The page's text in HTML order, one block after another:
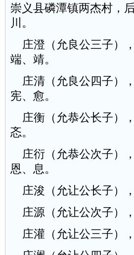
崇义县磷潭镇两杰村，
川。
庄澄（允良公三子）
端、靖。
庄清（允良公四子）
宪、愈。
庄衡（允恭公长子）
忞。
庄衍（允恭公次子）
恩、息。
庄浚（允让公长子）
庄源（允让公次子）
庄灌（允让公三子）